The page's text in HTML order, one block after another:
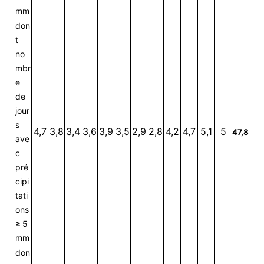
mm
don
t
no
mbr
e
de
jour
s
ave
c
pré
cipi
tati
ons
≥ 5
mm
4,7 3,8 3,4 3,6 3,9 3,5 2,9 2,8 4,2 4,7 5,1 5 47,8
don